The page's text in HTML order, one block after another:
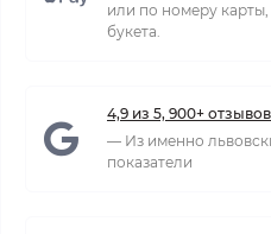
или по номеру
букета.
4,9 из 5, 900+
— Из именно
показатели